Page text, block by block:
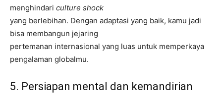
menghindari culture shock
yang berlebihan. Dengan adaptasi yang baik, kamu jadi
bisa membangun jejaring
pertemanan internasional yang luas untuk memperkaya
pengalaman globalmu.
5. Persiapan mental dan kemandirian